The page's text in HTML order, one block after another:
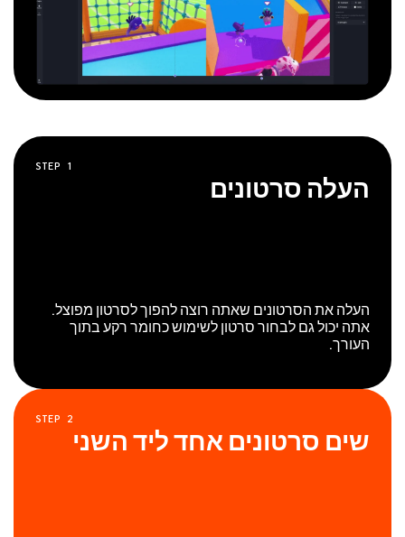
STEP 1
העלה סרטונים
העלה את הסרטונים שאתה רוצה להפוך לסרטון מפוצל.
אתה יכול גם לבחור סרטון לשימוש כחומר רקע בתוך
העורך.
STEP 2
שים סרטונים אחד ליד השני